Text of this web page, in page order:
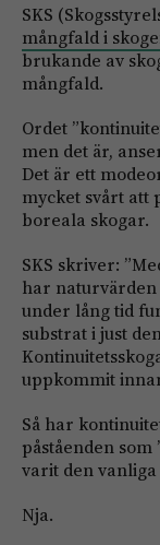
SKS
mångfald i
brukande av
mångfald.
Ordet
men det är,
Det är ett
mycket svårt att
boreala skogar.
SKS skriver:
har
under lång tid
substrat i just
uppkommit
Så har
påståenden
varit den vanliga
Nja.